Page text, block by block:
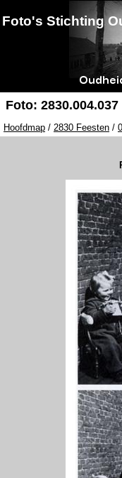
Foto's Stichting
Foto: 2830.004.037
Hoofdmap / 2830 Feesten /